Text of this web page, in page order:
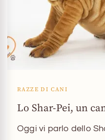
RAZZE DI CANI
Lo Shar-Pei, un
Oggi vi parlo dello